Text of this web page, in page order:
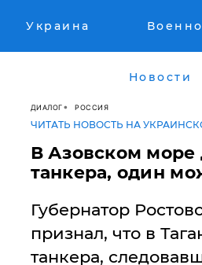
Украина
Новости
ДИАЛОГ РОССИЯ
ЧИТАТЬ НОВОСТЬ НА
В Азовском море
танкера, один
Губернатор
признал, что в
танкера,